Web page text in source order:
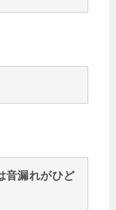
音漏れがひど